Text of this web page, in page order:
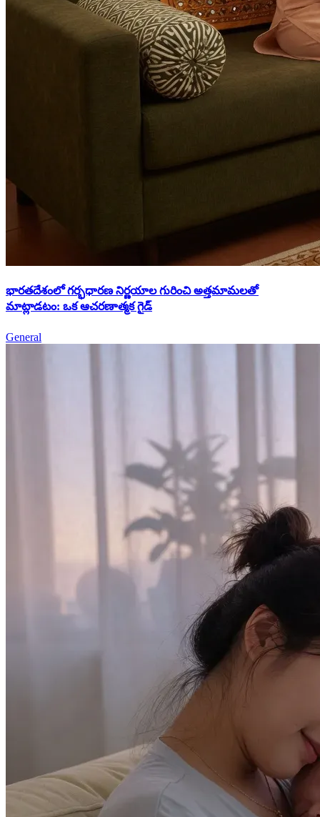
భారతదేశంలో గర్భధారణ నిర్ణయాల గురించి అత్తమామలతో
మాట్లాడటం: ఒక ఆచరణాత్మక గైడ్
General